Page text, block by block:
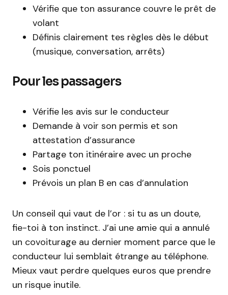
Vérifie que ton assurance couvre le prêt de
volant
Définis clairement tes règles dès le début
(musique, conversation, arrêts)
Pour les passagers
Vérifie les avis sur le conducteur
Demande à voir son permis et son
attestation d’assurance
Partage ton itinéraire avec un proche
Sois ponctuel
Prévois un plan B en cas d’annulation
Un conseil qui vaut de l’or : si tu as un doute,
fie-toi à ton instinct. J’ai une amie qui a annulé
un covoiturage au dernier moment parce que le
conducteur lui semblait étrange au téléphone.
Mieux vaut perdre quelques euros que prendre
un risque inutile.